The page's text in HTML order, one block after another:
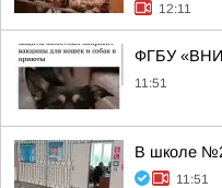
12:11
ФГБУ
11:51
В школе №2
11:51